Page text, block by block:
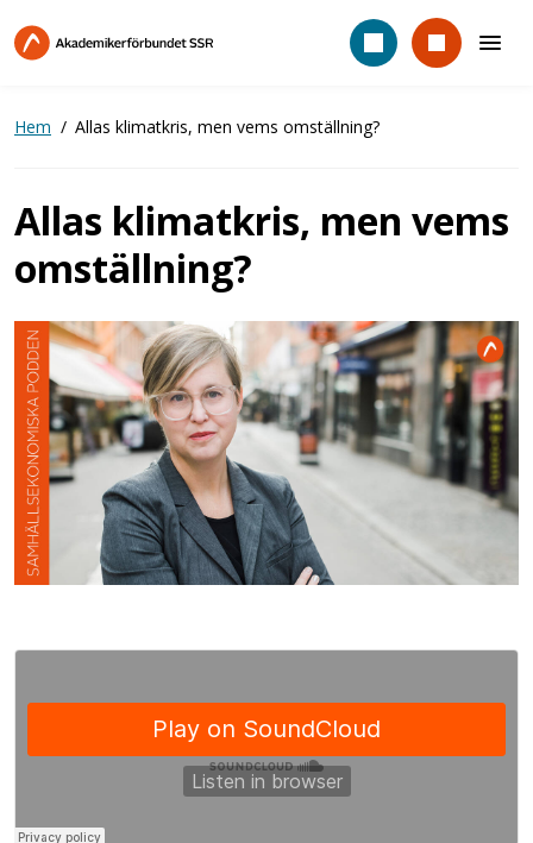
till
Hem Allas klimatkris, men vems omställning?
Allas klimatkris, men vems
omställning?